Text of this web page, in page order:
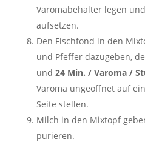
Varomabehälter legen
aufsetzen.
Den Fischfond in den
und Pfeffer dazugeben,
und24 Min. / Varoma /
Varoma ungeöffnet auf
Seite stellen.
Milch in den Mixtopf
pürieren.